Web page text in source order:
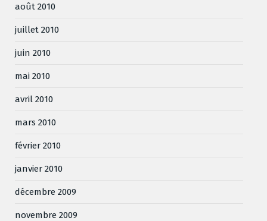
août 2010
juillet 2010
juin 2010
mai 2010
avril 2010
mars 2010
février 2010
janvier 2010
décembre 2009
novembre 2009